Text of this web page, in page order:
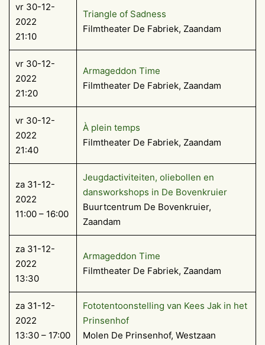
vr 30-12-
2022
21:10
Triangle of Sadness
Filmtheater De Fabriek, Zaandam
vr 30-12-
2022
21:20
Armageddon Time
Filmtheater De Fabriek, Zaandam
vr 30-12-
2022
21:40
À plein temps
Filmtheater De Fabriek, Zaandam
za 31-12-
2022
11:00 – 16:00
Jeugdactiviteiten, oliebollen en
dansworkshops in De Bovenkruier
Buurtcentrum De Bovenkruier,
Zaandam
za 31-12-
2022
13:30
Armageddon Time
Filmtheater De Fabriek, Zaandam
za 31-12-
2022
13:30 – 17:00
Fototentoonstelling van Kees Jak in het
Prinsenhof
Molen De Prinsenhof, Westzaan